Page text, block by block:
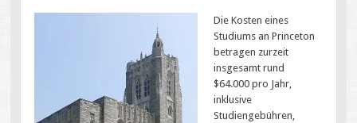
Die Kosten eines
Studiums an Princeton
betragen zurzeit
insgesamt rund
$64.000 pro Jahr,
inklusive
Studiengebühren,